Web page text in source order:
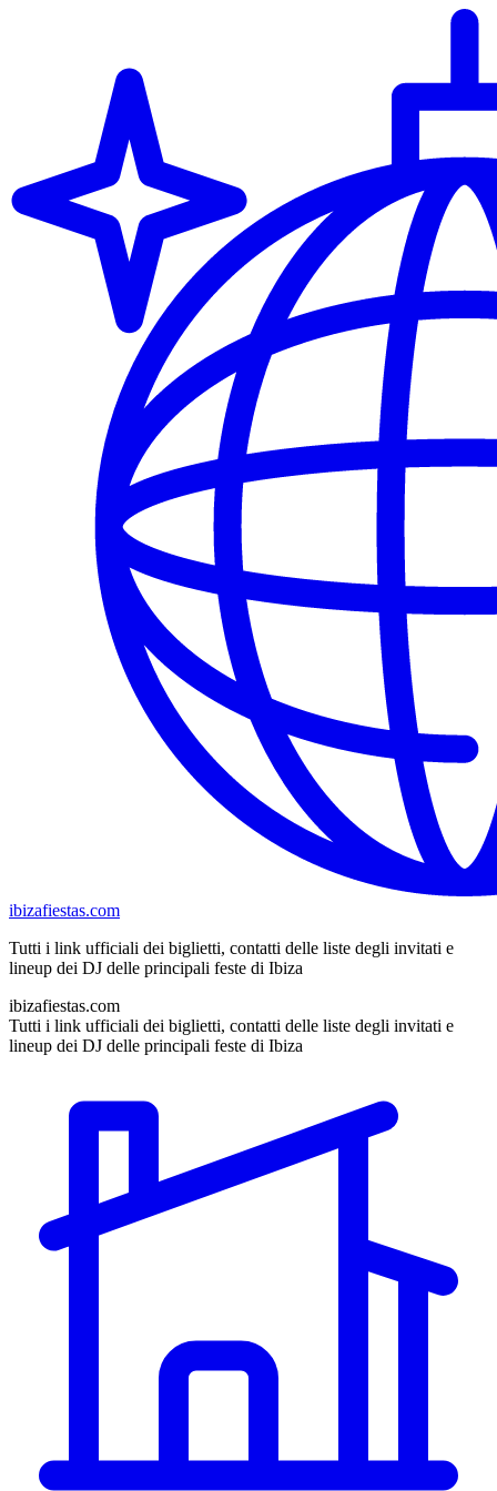
ibizafiestas.com
Tutti i link ufficiali dei biglietti, contatti delle liste degli invitati e
lineup dei DJ delle principali feste di Ibiza
ibizafiestas.com
Tutti i link ufficiali dei biglietti, contatti delle liste degli invitati e
lineup dei DJ delle principali feste di Ibiza